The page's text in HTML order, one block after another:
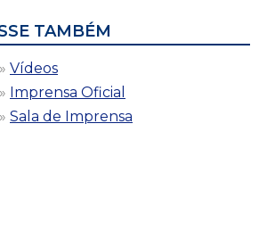
TAMBÉM
Vídeos
Imprensa Oficial
Sala de Imprensa